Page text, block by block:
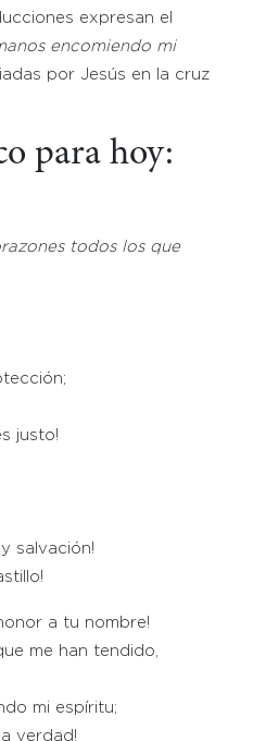
expresan el
encomiendo mi
por Jesús en la cruz
para hoy:
todos los que
justo!
salvación!
a tu nombre!
me han tendido,
mi espíritu;
verdad!